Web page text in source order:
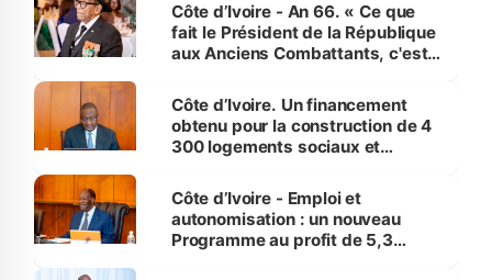
Côte d’Ivoire - An 66. « Ce que
fait le Président de la République
aux Anciens Combattants, c'est
Côte d’Ivoire. Un financement
obtenu pour la construction de 4
300 logements sociaux et
et Yamoussoukro
Côte d’Ivoire - Emploi et
autonomisation : un nouveau
Programme au profit de 5,3